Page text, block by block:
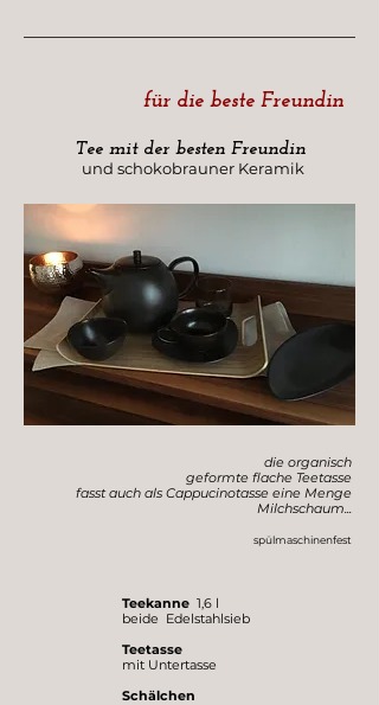
für die beste Freundin
Tee mit der besten Freundin
und schokobrauner Keramik
die organisch
geformte flache Teetasse
fasst auch als Cappucinotasse eine Menge
Milchschaum...
spülmaschinenfest
Teekanne 1,6 l
beide Edelstahlsieb
Teetasse
mit Untertasse
Schälchen